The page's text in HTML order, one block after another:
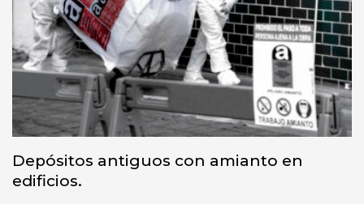
Depósitos antiguos con amianto en
edificios.